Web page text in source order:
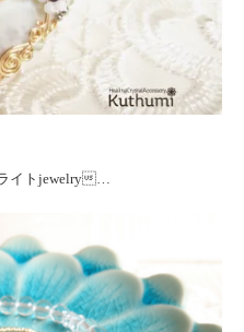
イトjewelry…